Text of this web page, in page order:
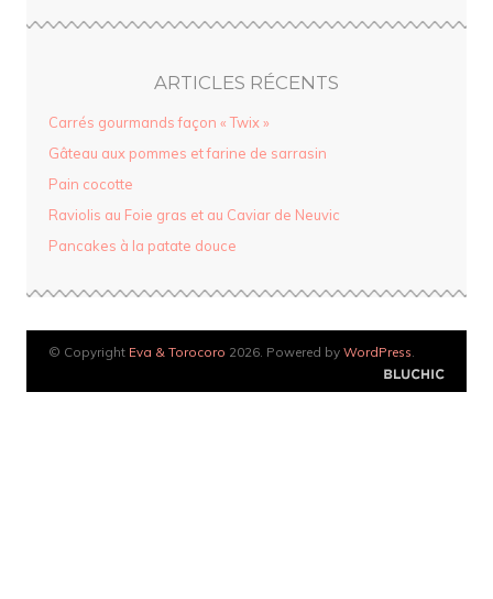
ARTICLES RÉCENTS
Carrés gourmands façon « Twix »
Gâteau aux pommes et farine de sarrasin
Pain cocotte
Raviolis au Foie gras et au Caviar de Neuvic
Pancakes à la patate douce
© Copyright Eva & Torocoro 2026. Powered by WordPress